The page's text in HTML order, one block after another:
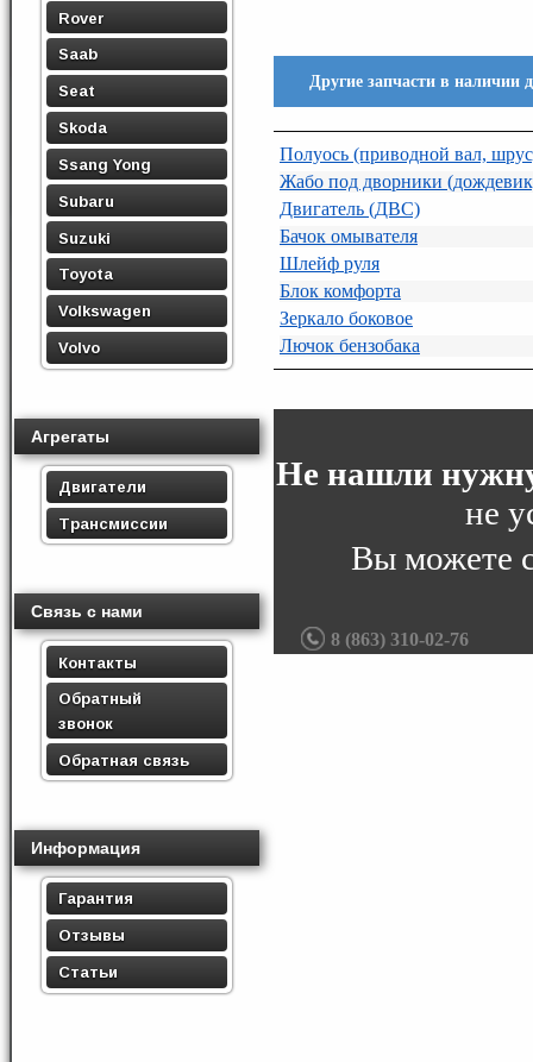
Rover
Saab
Seat
Skoda
Ssang Yong
Subaru
Suzuki
Toyota
Volkswagen
Volvo
Агрегаты
Двигатели
Трансмиссии
Связь с нами
Контакты
Обратный
звонок
Обратная связь
Информация
Гарантия
Отзывы
Статьи
Другие запчасти в наличии
Полуось (приводной вал,
Жабо под дворники
Двигатель (ДВС)
Бачок омывателя
Шлейф руля
Блок комфорта
Зеркало боковое
Лючок бензобака
Не нашли
не
Вы можете
8 (863) 310-02-76